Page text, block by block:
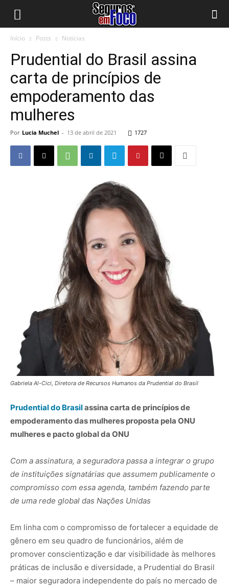
Início Posts Notícias
Prudential do Brasil assina
carta de princípios de
empoderamento das
mulheres
Por Lucia Muchel - 13 de abril de 2021 1727
Gabriela Al-Cici, Diretora de Recursos Humanos da Prudential do Brasil
Prudential do Brasilassina carta de princípios de
empoderamento das mulheres proposta pela ONU
mulheres e pacto global da ONU
Com a assinatura, a seguradora passa a integrar o grupo
de instituições signatárias que assumem publicamente o
compromisso com essa agenda, também fazendo parte
de uma rede global das Nações Unidas
Em linha com o compromisso de fortalecer a equidade de
gênero em seu quadro de funcionários, além de
promover conscientização e dar visibilidade às melhores
práticas de inclusão e diversidade, a Prudential do Brasil
– maior seguradora independente do país no mercado de